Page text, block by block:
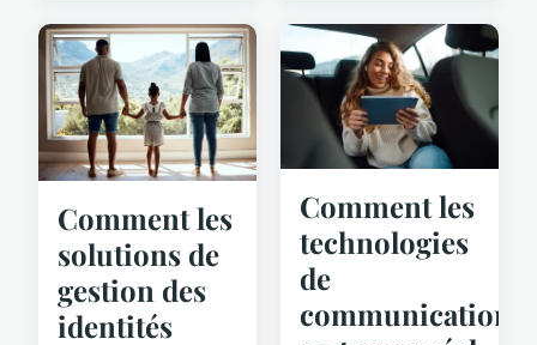
Comment les
solutions de
gestion des
identités
Comment les
technologies
de
communication